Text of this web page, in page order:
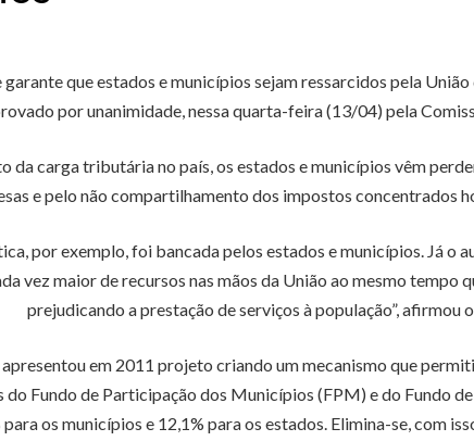
que estados e municípios sejam ressarcidos pela
por unanimidade, nessa quarta-feira (13/04) pela
da carga tributária no país, os estados e municípios vêm
e pelo não compartilhamento dos impostos concentrados
por exemplo, foi bancada pelos estados e municípios. Já o
vez maior de recursos nas mãos da União ao mesmo tempo
prejudicando a prestação de serviços à população”, afirmou
em 2011 projeto criando um mecanismo que
Fundo de Participação dos Municípios (FPM) e do Fundo
os municípios e 12,1% para os estados. Elimina-se, com